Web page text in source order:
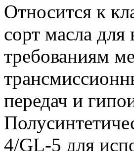
Относится к
сорт масла для
требованиям
передач и
4/GL-5 для